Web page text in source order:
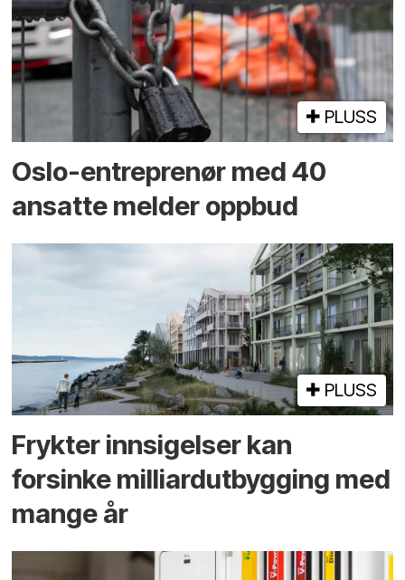
PLUSS
Oslo-entreprenør med 40
ansatte melder oppbud
PLUSS
Frykter innsigelser kan
forsinke milliard­utbygging med
mange år